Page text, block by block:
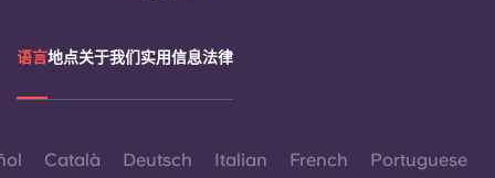
语言地点关于我们实用信息法律
Català Deutsch Italian French Portuguese